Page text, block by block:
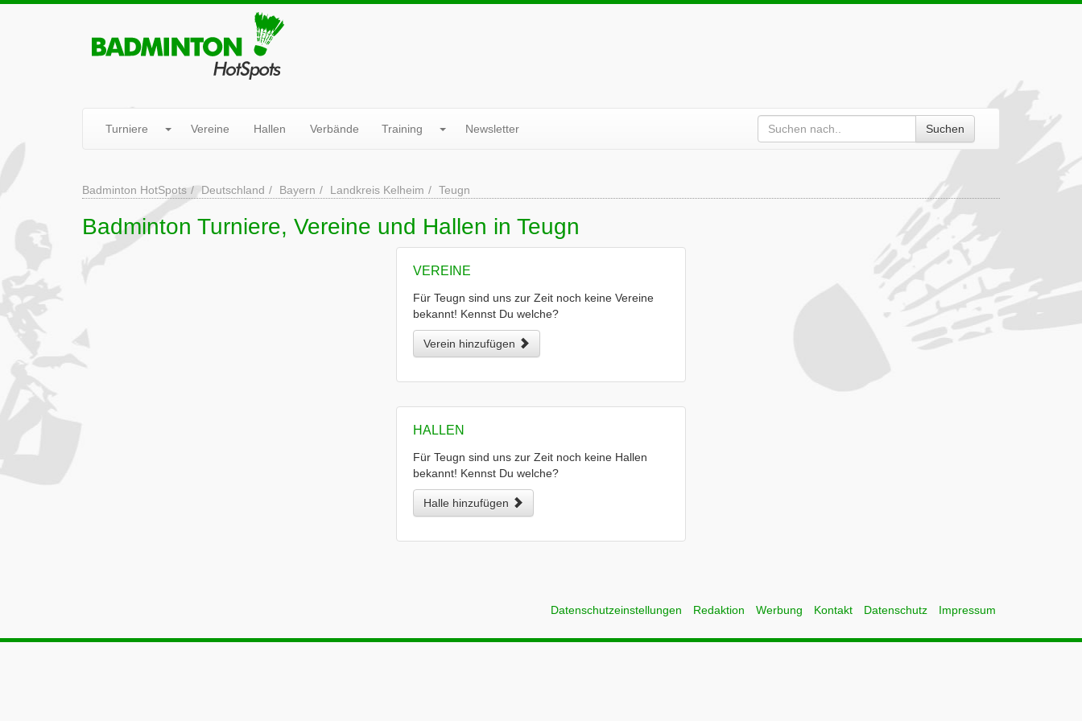
Turniere Vereine Hallen Verbände Training Newsletter Suchen
Badminton HotSpots Deutschland Bayern Landkreis Kelheim Teugn
Badminton Turniere, Vereine und Hallen in Teugn
VEREINE
Für Teugn sind uns zur Zeit noch keine Vereine
bekannt! Kennst Du welche?
Verein hinzufügen
HALLEN
Für Teugn sind uns zur Zeit noch keine Hallen
bekannt! Kennst Du welche?
Halle hinzufügen
Datenschutzeinstellungen Redaktion Werbung Kontakt Datenschutz Impressum